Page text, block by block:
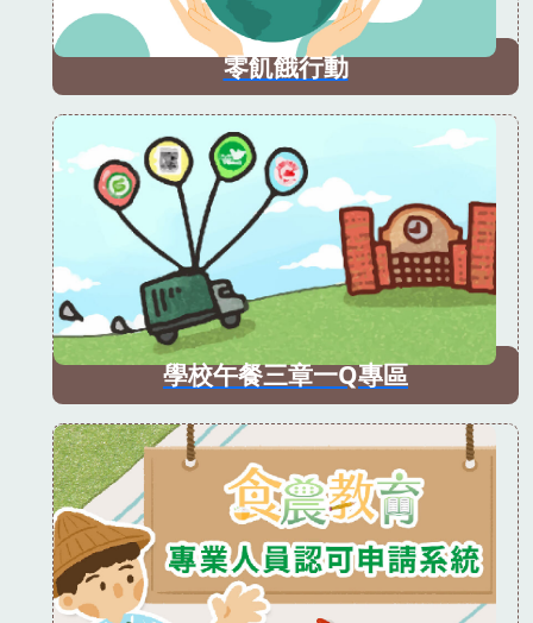
零飢餓行動
學校午餐三章一Q專區